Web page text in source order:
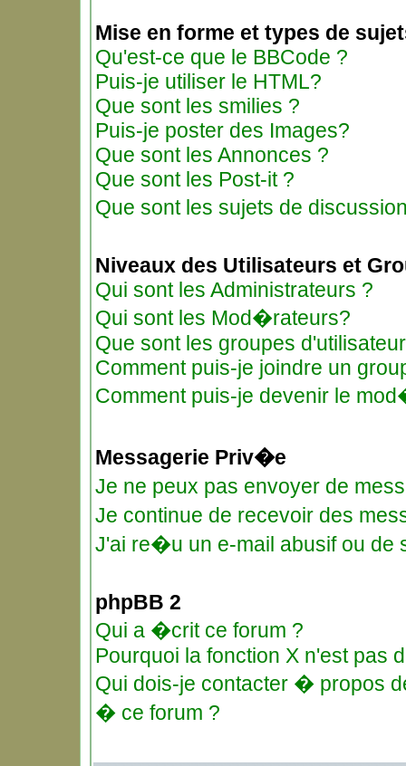
Mise en forme et types de
Qu'est-ce que le BBCode ?
Puis-je utiliser le HTML?
Que sont les smilies ?
Puis-je poster des Images?
Que sont les Annonces ?
Que sont les Post-it ?
Que sont les sujets de
Niveaux des Utilisateurs et
Qui sont les Administrateurs ?
Qui sont les Mod�rateurs?
Que sont les groupes
Comment puis-je joindre un
Comment puis-je devenir le
Messagerie Priv�e
Je ne peux pas envoyer de
Je continue de recevoir des
J'ai re�u un e-mail abusif ou de
phpBB 2
Qui a �crit ce forum ?
Pourquoi la fonction X n'est pas
Qui dois-je contacter � propos
� ce forum ?